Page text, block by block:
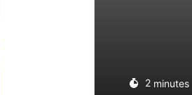
2 minutes